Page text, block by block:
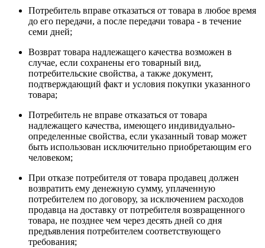
Потребитель вправе отказаться от товара в любое время
до его передачи, а после передачи товара - в течение
семи дней;
Возврат товара надлежащего качества возможен в
случае, если сохранены его товарный вид,
потребительские свойства, а также документ,
подтверждающий факт и условия покупки указанного
товара;
Потребитель не вправе отказаться от товара
надлежащего качества, имеющего индивидуально-
определенные свойства, если указанный товар может
быть использован исключительно приобретающим его
человеком;
При отказе потребителя от товара продавец должен
возвратить ему денежную сумму, уплаченную
потребителем по договору, за исключением расходов
продавца на доставку от потребителя возвращенного
товара, не позднее чем через десять дней со дня
предъявления потребителем соответствующего
требования;